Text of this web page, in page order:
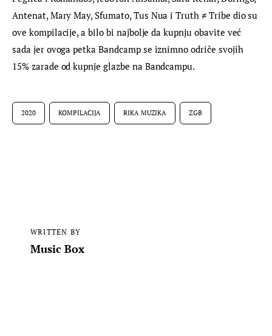
Antenat, Mary May, Sfumato, Tus Nua i Truth ≠ Tribe dio su
ove kompilacije, a bilo bi najbolje da kupnju obavite već
sada jer ovoga petka Bandcamp se iznimno odriče svojih
15% zarade od kupnje glazbe na Bandcampu.
2020 KOMPILACIJA RIKA MUZIKA ZGB
WRITTEN BY
Music Box